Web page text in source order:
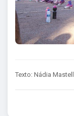
Texto: Nádia